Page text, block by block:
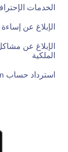
الخدمات
الإبلاغ عن
الإبلاغ عن
الملكية
استرداد حساب Jotform